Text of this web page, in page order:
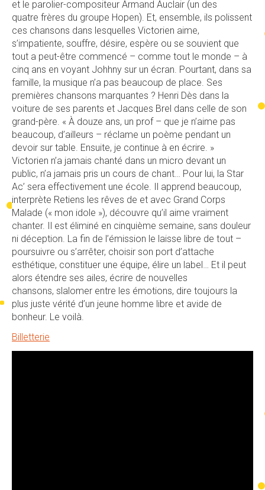
et le parolier-compositeur Armand Auclair (un des
quatre frères du groupe Hopen). Et, ensemble, ils polissent
ces chansons dans lesquelles Victorien aime,
s’impatiente, souffre, désire, espère ou se souvient que
tout a peut-être commencé – comme tout le monde – à
cinq ans en voyant Johhny sur un écran. Pourtant, dans sa
famille, la musique n’a pas beaucoup de place. Ses
premières chansons marquantes ? Henri Dès dans la
voiture de ses parents et Jacques Brel dans celle de son
grand-père. « À douze ans, un prof – que je n’aime pas
beaucoup, d’ailleurs – réclame un poème pendant un
devoir sur table. Ensuite, je continue à en écrire. »
Victorien n’a jamais chanté dans un micro devant un
public, n’a jamais pris un cours de chant… Pour lui, la Star
Ac’ sera effectivement une école. Il apprend beaucoup,
interprète Retiens les rêves de et avec Grand Corps
Malade (« mon idole »), découvre qu’il aime vraiment
chanter. Il est éliminé en cinquième semaine, sans douleur
ni déception. La fin de l’émission le laisse libre de tout –
poursuivre ou s’arrêter, choisir son port d’attache
esthétique, constituer une équipe, élire un label… Et il peut
alors étendre ses ailes, écrire de nouvelles
chansons, slalomer entre les émotions, dire toujours la
plus juste vérité d’un jeune homme libre et avide de
bonheur. Le voilà.
Billetterie